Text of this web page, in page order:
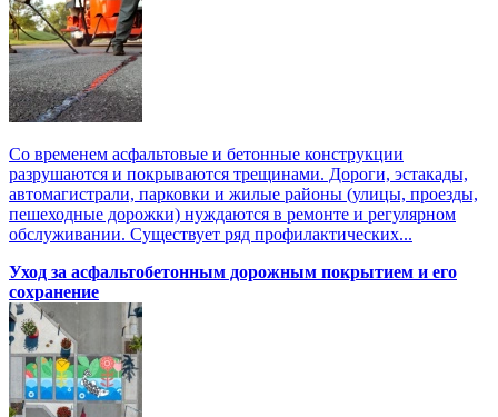
Со временем асфальтовые и бетонные конструкции
разрушаются и покрываются трещинами. Дороги, эстакады,
автомагистрали, парковки и жилые районы (улицы, проезды,
пешеходные дорожки) нуждаются в ремонте и регулярном
обслуживании. Существует ряд профилактических...
Уход за асфальтобетонным дорожным покрытием и его
сохранение